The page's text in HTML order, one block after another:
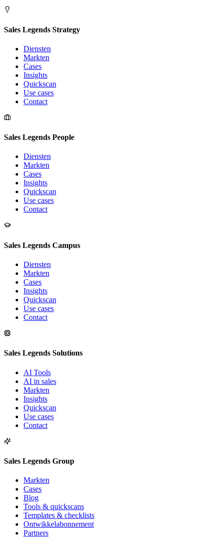
Sales Legends Strategy
Diensten
Markten
Cases
Insights
Quickscan
Use cases
Contact
Sales Legends People
Diensten
Markten
Cases
Insights
Quickscan
Use cases
Contact
Sales Legends Campus
Diensten
Markten
Cases
Insights
Quickscan
Use cases
Contact
Sales Legends Solutions
AI Tools
AI in sales
Markten
Insights
Quickscan
Use cases
Contact
Sales Legends Group
Markten
Cases
Blog
Tools & quickscans
Templates & checklists
Ontwikkelabonnement
Partners